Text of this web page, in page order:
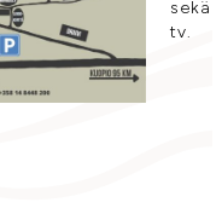
sekä
tv.